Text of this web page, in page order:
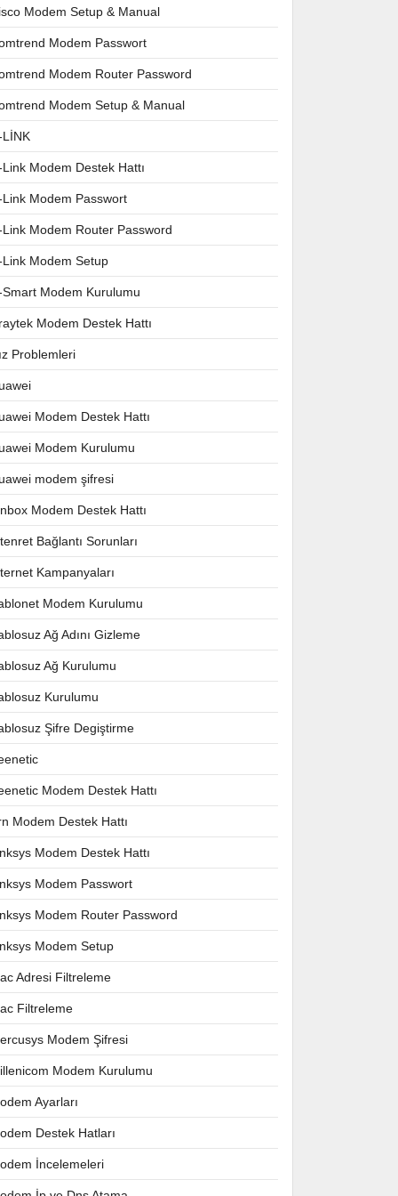
Modem Setup & Manual
Modem Passwort
Modem Router Password
Modem Setup & Manual
LİNK
Link Modem Destek Hattı
Link Modem Passwort
Link Modem Router Password
Link Modem Setup
Smart Modem Kurulumu
Modem Destek Hattı
Problemleri
Modem Destek Hattı
Modem Kurulumu
modem şifresi
Modem Destek Hattı
Bağlantı Sorunları
Kampanyaları
Modem Kurulumu
Ağ Adını Gizleme
Ağ Kurulumu
Kurulumu
Şifre Degiştirme
Modem Destek Hattı
Modem Destek Hattı
Modem Destek Hattı
Modem Passwort
Modem Router Password
Modem Setup
Adresi Filtreleme
Filtreleme
Modem Şifresi
Modem Kurulumu
Ayarları
Destek Hatları
İncelemeleri